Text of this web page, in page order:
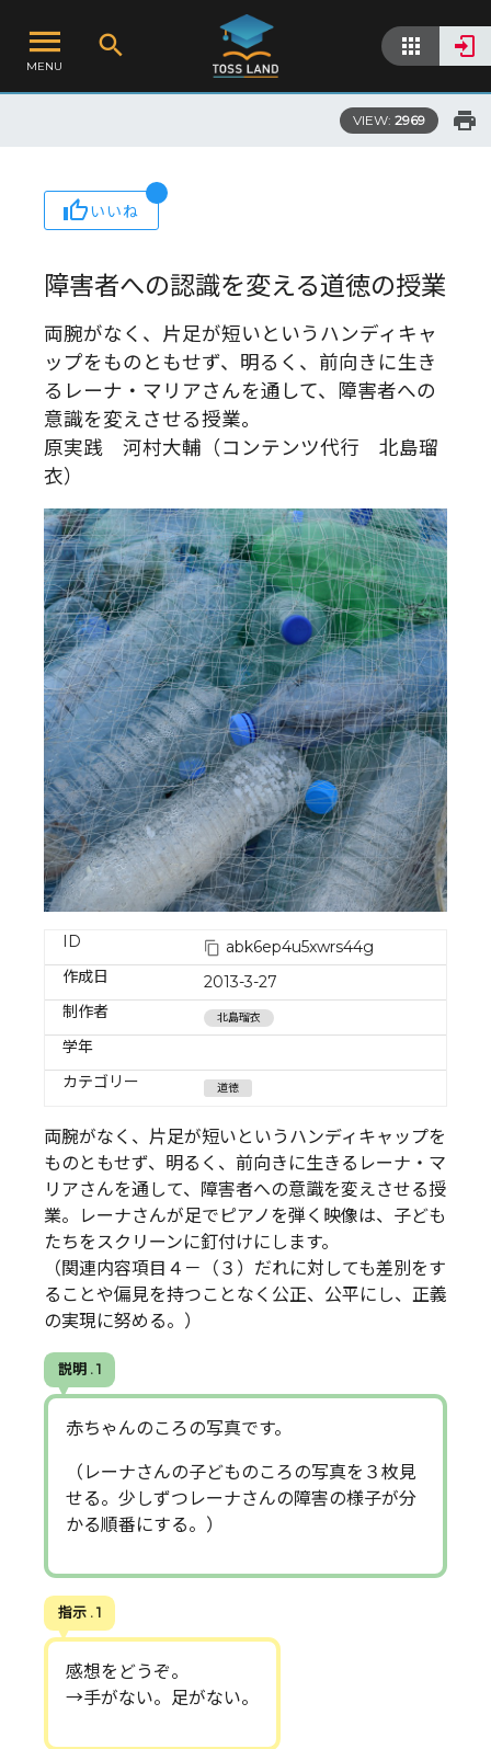
MENU
VIEW: 2969
いいね
障害者への認識を変える道徳の授業
両腕がなく、片足が短いというハンディキャ
ップをものともせず、明るく、前向きに生き
るレーナ・マリアさんを通して、障害者への
意識を変えさせる授業。
原実践 河村大輔（コンテンツ代行 北島瑠
衣）
ID
abk6ep4u5xwrs44g
作成日
2013-3-27
制作者
北島瑠衣
学年
カテゴリー
道徳
両腕がなく、片足が短いというハンディキャップを
ものともせず、明るく、前向きに生きるレーナ・マ
リアさんを通して、障害者への意識を変えさせる授
業。レーナさんが足でピアノを弾く映像は、子ども
たちをスクリーンに釘付けにします。
（関連内容項目４－（３）だれに対しても差別をす
ることや偏見を持つことなく公正、公平にし、正義
の実現に努める。）
説明 . 1
赤ちゃんのころの写真です。
（レーナさんの子どものころの写真を３枚見
せる。少しずつレーナさんの障害の様子が分
かる順番にする。）
指示 . 1
感想をどうぞ。
→手がない。足がない。